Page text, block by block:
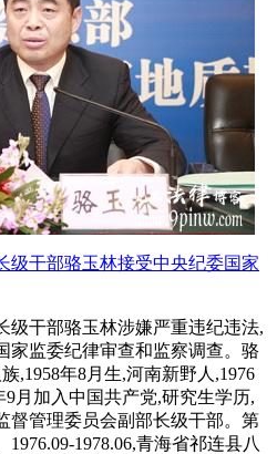
级干部骆玉林接受中央纪委国家
级干部骆玉林涉嫌严重违纪违法,
家监委纪律审查和监察调查。骆
,1958年8月生,河南新野人,1976
9月加入中国共产党,研究生学历,
督管理委员会副部长级干部。第
1978.06,青海省祁连县八